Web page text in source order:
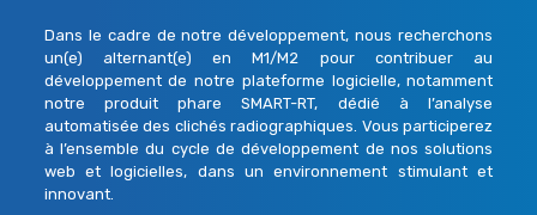
Dans le cadre de notre développement, nous recherchons
un(e) alternant(e) en M1/M2 pour contribuer au
développement de notre plateforme logicielle, notamment
notre produit phare SMART-RT, dédié à l’analyse
automatisée des clichés radiographiques. Vous participerez
à l’ensemble du cycle de développement de nos solutions
web et logicielles, dans un environnement stimulant et
innovant.